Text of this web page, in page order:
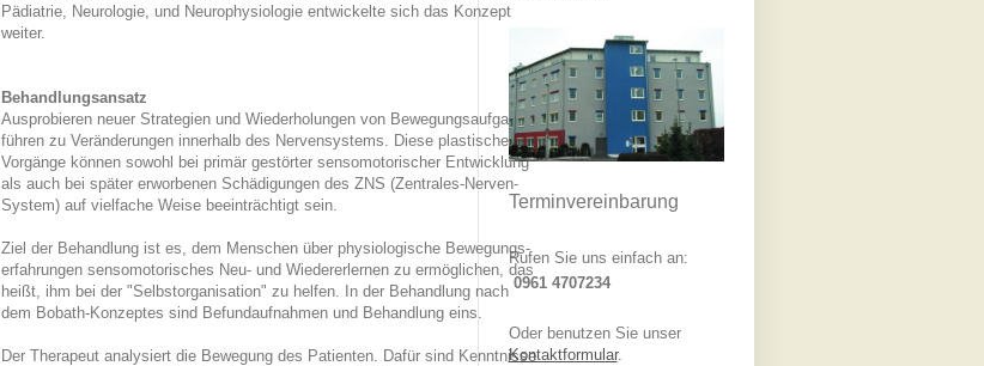
Pädiatrie, Neurologie, und Neurophysiologie entwickelte sich das Konzept
weiter.
Behandlungsansatz
Ausprobieren neuer Strategien und Wiederholungen von Bewegungsaufgaben
führen zu Veränderungen innerhalb des Nervensystems. Diese plastischen
Vorgänge können sowohl bei primär gestörter sensomotorischer Entwicklung
als auch bei später erworbenen Schädigungen des ZNS (Zentrales-Nerven-
System) auf vielfache Weise beeinträchtigt sein.
Ziel der Behandlung ist es, dem Menschen über physiologische Bewegungs-
erfahrungen sensomotorisches Neu- und Wiedererlernen zu ermöglichen, das
heißt, ihm bei der "Selbstorganisation" zu helfen. In der Behandlung nach
dem Bobath-Konzeptes sind Befundaufnahmen und Behandlung eins.
Der Therapeut analysiert die Bewegung des Patienten. Dafür sind Kenntnisse
Terminvereinbarung
Rufen Sie uns einfach an:
0961 4707234
Oder benutzen Sie unser
Kontaktformular.